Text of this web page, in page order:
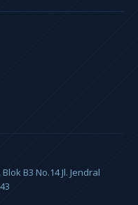
B3 No.14 Jl. Jendral